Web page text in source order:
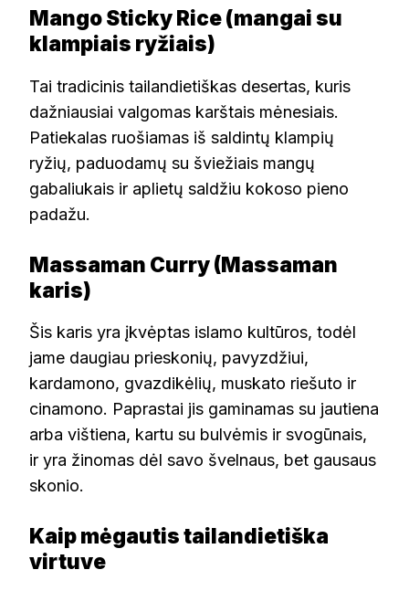
Mango Sticky Rice (mangai su
klampiais ryžiais)
Tai tradicinis tailandietiškas desertas, kuris
dažniausiai valgomas karštais mėnesiais.
Patiekalas ruošiamas iš saldintų klampių
ryžių, paduodamų su šviežiais mangų
gabaliukais ir aplietų saldžiu kokoso pieno
padažu.
Massaman Curry (Massaman
karis)
Šis karis yra įkvėptas islamo kultūros, todėl
jame daugiau prieskonių, pavyzdžiui,
kardamono, gvazdikėlių, muskato riešuto ir
cinamono. Paprastai jis gaminamas su jautiena
arba vištiena, kartu su bulvėmis ir svogūnais,
ir yra žinomas dėl savo švelnaus, bet gausaus
skonio.
Kaip mėgautis tailandietiška
virtuve